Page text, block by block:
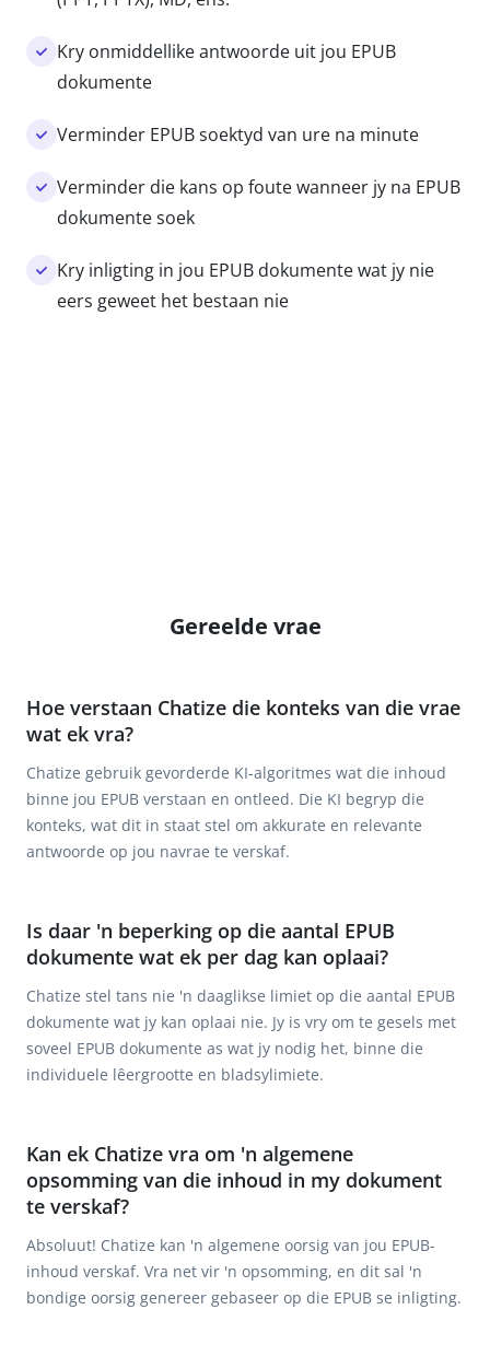
Kry onmiddellike antwoorde uit jou EPUB
dokumente
Verminder EPUB soektyd van ure na minute
Verminder die kans op foute wanneer jy na EPUB
dokumente soek
Kry inligting in jou EPUB dokumente wat jy nie
eers geweet het bestaan nie
Gereelde vrae
Hoe verstaan Chatize die konteks van die vrae
wat ek vra?
Chatize gebruik gevorderde KI-algoritmes wat die inhoud
binne jou EPUB verstaan en ontleed. Die KI begryp die
konteks, wat dit in staat stel om akkurate en relevante
antwoorde op jou navrae te verskaf.
Is daar 'n beperking op die aantal EPUB
dokumente wat ek per dag kan oplaai?
Chatize stel tans nie 'n daaglikse limiet op die aantal EPUB
dokumente wat jy kan oplaai nie. Jy is vry om te gesels met
soveel EPUB dokumente as wat jy nodig het, binne die
individuele lêergrootte en bladsylimiete.
Kan ek Chatize vra om 'n algemene
opsomming van die inhoud in my dokument
te verskaf?
Absoluut! Chatize kan 'n algemene oorsig van jou EPUB-
inhoud verskaf. Vra net vir 'n opsomming, en dit sal 'n
bondige oorsig genereer gebaseer op die EPUB se inligting.